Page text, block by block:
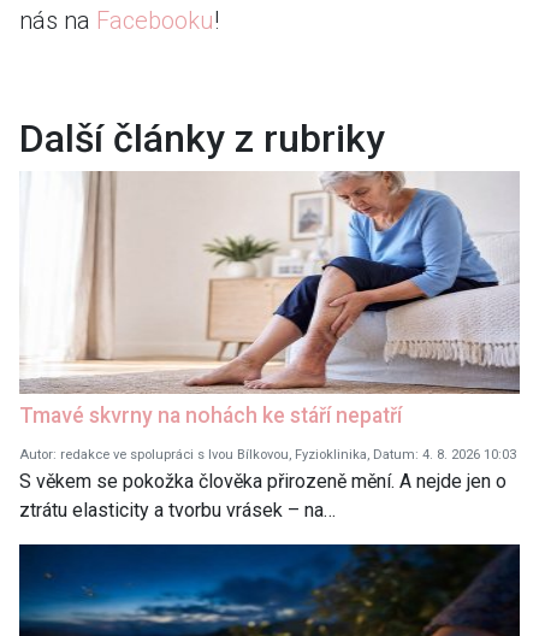
nás na Facebooku!
Další články z rubriky
Tmavé skvrny na nohách ke stáří nepatří
Autor: redakce ve spolupráci s Ivou Bílkovou, Fyzioklinika, Datum: 4. 8. 2026 10:03
S věkem se pokožka člověka přirozeně mění. A nejde jen o
ztrátu elasticity a tvorbu vrásek – na…